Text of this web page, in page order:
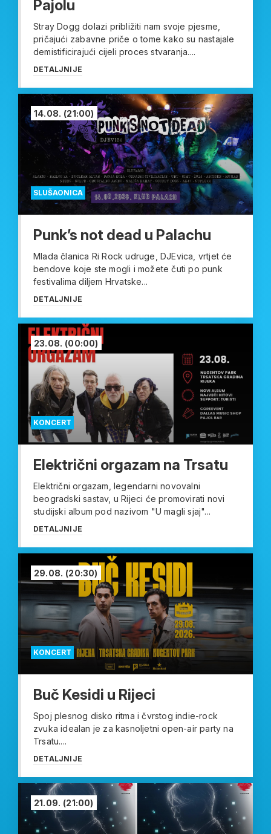
Pajolu
Stray Dogg dolazi približiti nam svoje pjesme,
pričajući zabavne priče o tome kako su nastajale
demistificirajući cijeli proces stvaranja....
DETALJNIJE
SLUŠAONICA
14.08. (21:00)
Punk’s not dead u Palachu
Mlada članica Ri Rock udruge, DJEvica, vrtjet će
bendove koje ste mogli i možete čuti po punk
festivalima diljem Hrvatske...
DETALJNIJE
KONCERT
23.08. (00:00)
Električni orgazam na Trsatu
Električni orgazam, legendarni novovalni
beogradski sastav, u Rijeci će promovirati novi
studijski album pod nazivom "U magli sjaj"...
DETALJNIJE
KONCERT
29.08. (20:30)
Buč Kesidi u Rijeci
Spoj plesnog disko ritma i čvrstog indie-rock
zvuka idealan je za kasnoljetni open-air party na
Trsatu....
DETALJNIJE
21.09. (21:00)